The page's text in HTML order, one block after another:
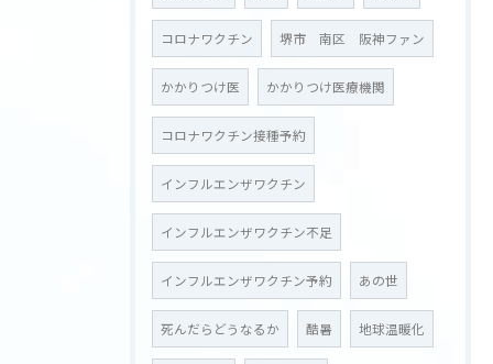
コロナワクチン 堺市 南区 阪神ファン
かかりつけ医 かかりつけ医療機関
コロナワクチン接種予約
インフルエンザワクチン
インフルエンザワクチン不足
インフルエンザワクチン予約 あの世
死んだらどうなるか 酷暑 地球温暖化